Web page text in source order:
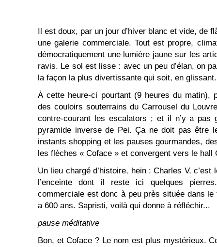
Il est doux, par un jour d’hiver blanc et vide, de
une galerie commerciale. Tout est propre,
démocratiquement une lumière jaune sur les
ravis. Le sol est lisse : avec un peu d’élan, on
la façon la plus divertissante qui soit, en glissant.
À cette heure-ci pourtant (9 heures du matin),
des couloirs souterrains du Carrousel du
contre-courant les escalators ; et il n’y a pas
pyramide inverse de Pei. Ça ne doit pas être
instants shopping et les pauses gourmandes,
les flèches « Coface » et convergent vers le hall
Un lieu chargé d’histoire, hein : Charles V,
l’enceinte dont il reste ici quelques
commerciale est donc à peu près située dans
a 600 ans. Sapristi, voilà qui donne à réfléchir...
pause méditative
Bon, et Coface ? Le nom est plus mystérieux.